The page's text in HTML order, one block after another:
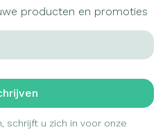
producten en promoties
schrijft u zich in voor onze